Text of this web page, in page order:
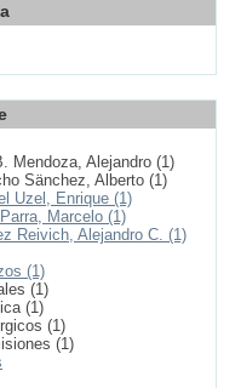
Mendoza, Alejandro (1)
Sänchez, Alberto (1)
Uzel, Enrique (1)
Marcelo (1)
Reivich, Alejandro C. (1)
(1)
(1)
(1)
(1)
(1)